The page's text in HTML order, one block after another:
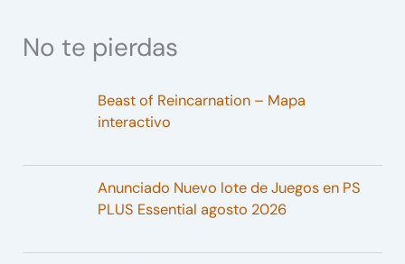
No te pierdas
Beast of Reincarnation – Mapa
interactivo
Anunciado Nuevo lote de Juegos en PS
PLUS Essential agosto 2026